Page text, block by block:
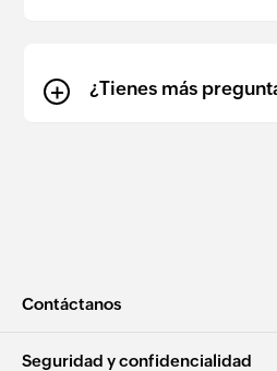
¿Tienes más
Contáctanos
Seguridad y confidencialidad